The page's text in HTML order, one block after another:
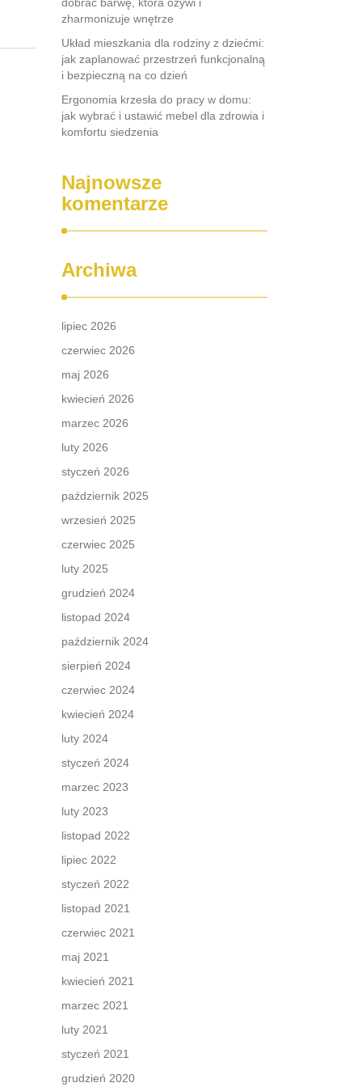
zharmonizuje wnętrze
Układ mieszkania dla rodziny z dziećmi:
jak zaplanować przestrzeń funkcjonalną
i bezpieczną na co dzień
Ergonomia krzesła do pracy w domu:
jak wybrać i ustawić mebel dla zdrowia i
komfortu siedzenia
Najnowsze
komentarze
Archiwa
lipiec 2026
czerwiec 2026
maj 2026
kwiecień 2026
marzec 2026
luty 2026
styczeń 2026
październik 2025
wrzesień 2025
czerwiec 2025
luty 2025
grudzień 2024
listopad 2024
październik 2024
sierpień 2024
czerwiec 2024
kwiecień 2024
luty 2024
styczeń 2024
marzec 2023
luty 2023
listopad 2022
lipiec 2022
styczeń 2022
listopad 2021
czerwiec 2021
maj 2021
kwiecień 2021
marzec 2021
luty 2021
styczeń 2021
grudzień 2020